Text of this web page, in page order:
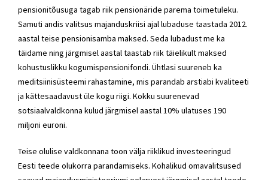
pensionitõusuga tagab riik pensionäride parema toimetuleku.
Samuti andis valitsus majanduskriisi ajal lubaduse taastada 2012.
aastal teise pensionisamba maksed. Seda lubadust me ka
täidame ning järgmisel aastal taastab riik täielikult maksed
kohustuslikku kogumispensionifondi. Ühtlasi suureneb ka
meditsiinisüsteemi rahastamine, mis parandab arstiabi kvaliteeti
ja kättesaadavust üle kogu riigi. Kokku suurenevad
sotsiaalvaldkonna kulud järgmisel aastal 10% ulatuses 190
miljoni euroni.
Teise olulise valdkonnana toon välja riiklikud investeeringud
Eesti teede olukorra parandamiseks. Kohalikud omavalitsused